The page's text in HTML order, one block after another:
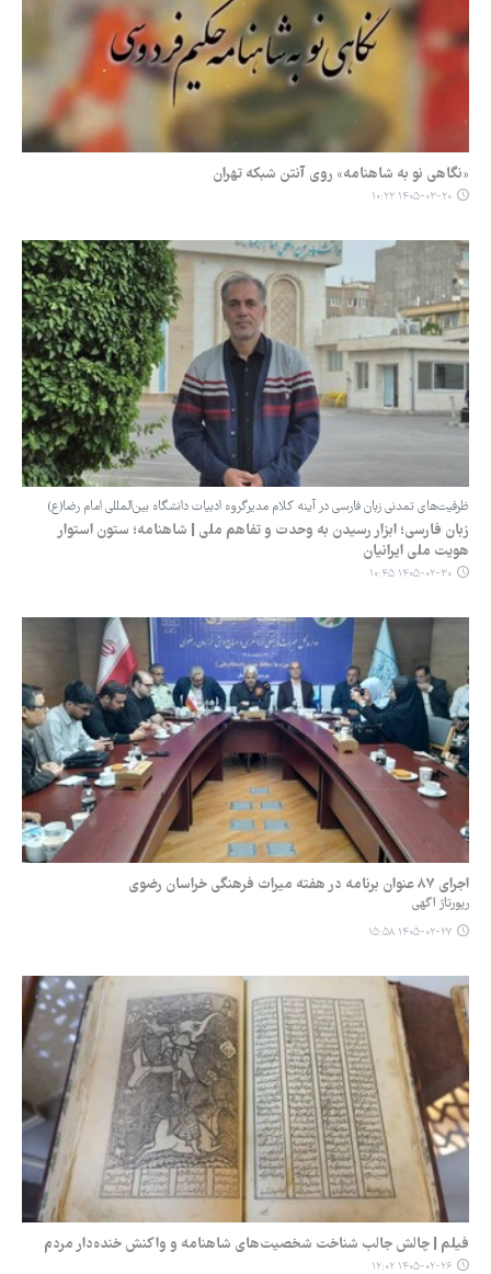
«نگاهی نو به شاهنامه» روی آنتن شبکه تهران
۱۴۰۵-۰۳-۲۰ ۱۰:۲۲
ظرفیت‌های تمدنی زبان فارسی در آینه کلام مدیرگروه ادبیات دانشگاه بین‌المللی امام رضا(ع)
زبان فارسی؛ ابزار رسیدن به وحدت و تفاهم ملی | شاهنامه؛ ستون استوار
هویت ملی ایرانیان
۱۴۰۵-۰۲-۳۰ ۱۰:۴۵
اجرای ۸۷ عنوان برنامه در هفته میراث فرهنگی خراسان رضوی
رپورتاژ اگهی
۱۴۰۵-۰۲-۲۷ ۱۵:۵۸
فیلم | چالش جالب شناخت شخصیت‌های شاهنامه و واکنش خنده‌دار مردم
۱۴۰۵-۰۲-۲۶ ۱۲:۰۲